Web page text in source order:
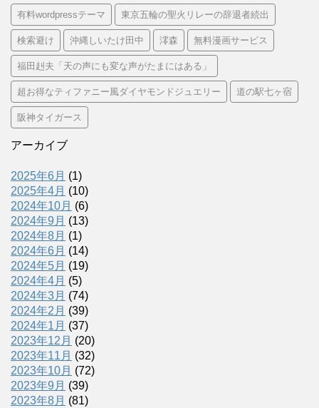
有料wordpressテーマ 東京五輪の聖火リレーの辞退者続出
検索避け 沖縄しいたけ田中 澪森 無料漫画サービス
福田赳夫「天の声にも変な声がたまにはある」
超お得なティファニー風ダイヤモンドジュエリー 道の駅七ヶ宿
阪神タイガース
アーカイブ
2025年6月 (1)
2025年4月 (10)
2024年10月 (6)
2024年9月 (13)
2024年8月 (1)
2024年6月 (14)
2024年5月 (19)
2024年4月 (5)
2024年3月 (74)
2024年2月 (39)
2024年1月 (37)
2023年12月 (20)
2023年11月 (32)
2023年10月 (72)
2023年9月 (39)
2023年8月 (81)